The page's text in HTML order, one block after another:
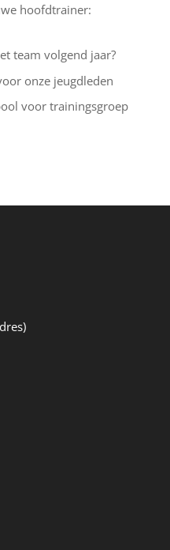
hoofdtrainer:
team volgend jaar?
onze jeugdleden
voor trainingsgroep